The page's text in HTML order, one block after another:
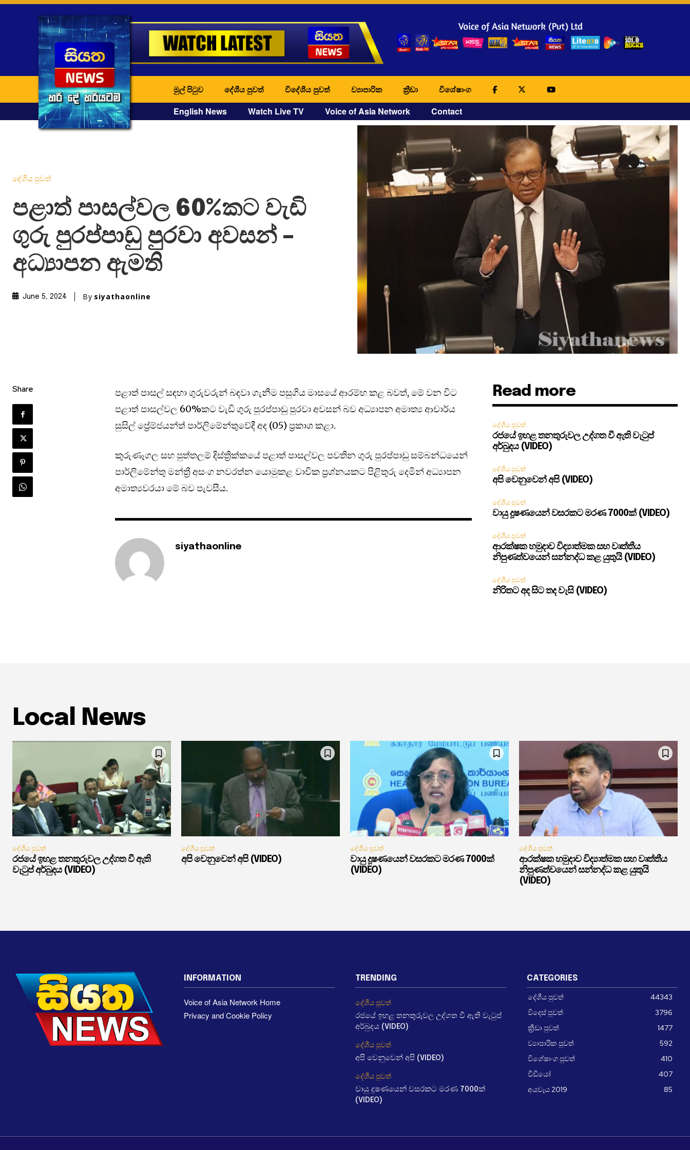
මුල් පිටුව දේශීය පුවත් විදේශීය පුවත් ව්‍යාපාරික ක්‍රීඩා විශේෂාංග
English News Watch Live TV Voice of Asia Network Contact
දේශීය පුවත්
පළාත් පාසල්වල 60%කට වැඩි
ගුරු පුරප්පාඩු පුරවා අවසන් –
අධ්‍යාපන ඇමති
June 5, 2024 By siyathaonline
Share
පළාත් පාසල් සඳහා ගුරුවරුන් බඳවා ගැනීම පසුගිය මාසයේ ආරම්භ කළ බවත්, මේ වන විට
පළාත් පාසල්වල 60%කට වැඩි ගුරු පුරප්පාඩු පුරවා අවසන් බව අධ්‍යාපන අමාත්‍ය ආචාර්ය
සුසිල් ප්‍රේම්ජයන්ත් පාර්ලිමේන්තුවේදී අද (05) ප්‍රකාශ කළා.
කුරුණෑගල සහ පුත්තලම් දිස්ත්‍රික්කයේ පළාත් පාසල්වල පවතින ගුරු පුරප්පාඩු සම්බන්ධයෙන්
පාර්ලිමේන්තු මන්ත්‍රී අසංග නවරත්න යොමුකළ වාචික ප්‍රශ්නයකට පිළිතුරු දෙමින් අධ්‍යාපන
අමාත්‍යවරයා මේ බව පැවසීය.
siyathaonline
Read more
දේශීය පුවත්
රජයේ ඉහළ තනතුරුවල උද්ගත වී ඇති වැටුප්
අර්බුදය (VIDEO)
දේශීය පුවත්
අපි වෙනුවෙන් අපි (VIDEO)
දේශීය පුවත්
වායු දූෂණයෙන් වසරකට මරණ 7000ක් (VIDEO)
දේශීය පුවත්
ආරක්ෂක හමුදාව විද්‍යාත්මක සහ වෘත්තීය
නිපුණත්වයෙන් සන්නද්ධ කළ යුතුයි (VIDEO)
දේශීය පුවත්
නිරිතට අද සිට තද වැසි (VIDEO)
Local News
දේශීය පුවත්
රජයේ ඉහළ තනතුරුවල උද්ගත වී ඇති
වැටුප් අර්බුදය (VIDEO)
දේශීය පුවත්
අපි වෙනුවෙන් අපි (VIDEO)
දේශීය පුවත්
වායු දූෂණයෙන් වසරකට මරණ 7000ක්
(VIDEO)
දේශීය පුවත්
ආරක්ෂක හමුදාව විද්‍යාත්මක සහ වෘත්තීය
නිපුණත්වයෙන් සන්නද්ධ කළ යුතුයි
(VIDEO)
INFORMATION
Voice of Asia Network Home
Privacy and Cookie Policy
TRENDING
දේශීය පුවත්
රජයේ ඉහළ තනතුරුවල උද්ගත වී ඇති වැටුප්
අර්බුදය (VIDEO)
දේශීය පුවත්
අපි වෙනුවෙන් අපි (VIDEO)
දේශීය පුවත්
වායු දූෂණයෙන් වසරකට මරණ 7000ක්
(VIDEO)
CATEGORIES
දේශීය පුවත්
44343
විදෙස් පුවත්
3796
ක්‍රීඩා පුවත්
1477
ව්‍යාපාරික පුවත්
592
විශේෂාංග පුවත්
410
වීඩීයෝ
407
අයවැය 2019
85